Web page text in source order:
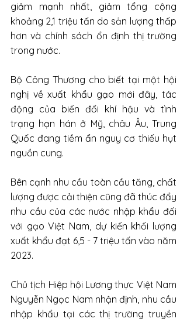
giảm mạnh nhất, giảm tổng cộng
khoảng 2,1 triệu tấn do sản lượng thấp
hơn và chính sách ổn định thị trường
trong nước.
Bộ Công Thương cho biết tại một hội
nghị về xuất khẩu gạo mới đây, tác
động của biến đổi khí hậu và tình
trạng hạn hán ở Mỹ, châu Âu, Trung
Quốc đang tiềm ẩn nguy cơ thiếu hụt
nguồn cung.
Bên cạnh nhu cầu toàn cầu tăng, chất
lượng được cải thiện cũng đã thúc đẩy
nhu cầu của các nước nhập khẩu đối
với gạo Việt Nam, dự kiến khối lượng
xuất khẩu đạt 6,5 - 7 triệu tấn vào năm
2023.
Chủ tịch Hiệp hội Lương thực Việt Nam
Nguyễn Ngọc Nam nhận định, nhu cầu
nhập khẩu tại các thị trường truyền